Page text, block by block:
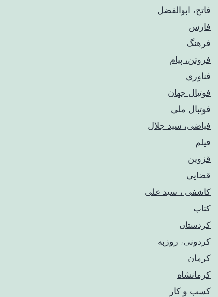
فاتح، ابوالفضل
فارس
فرهنگ
فروتن، پیام
فناوری
فوتبال جهان
فوتبال ملی
فیاضی، سید جلال
فیلم
قزوین
قضایی
کاشفی ، سید علی
کتاب
کردستان
کردونی، روزبه
کرمان
کرمانشاه
کسب و کار